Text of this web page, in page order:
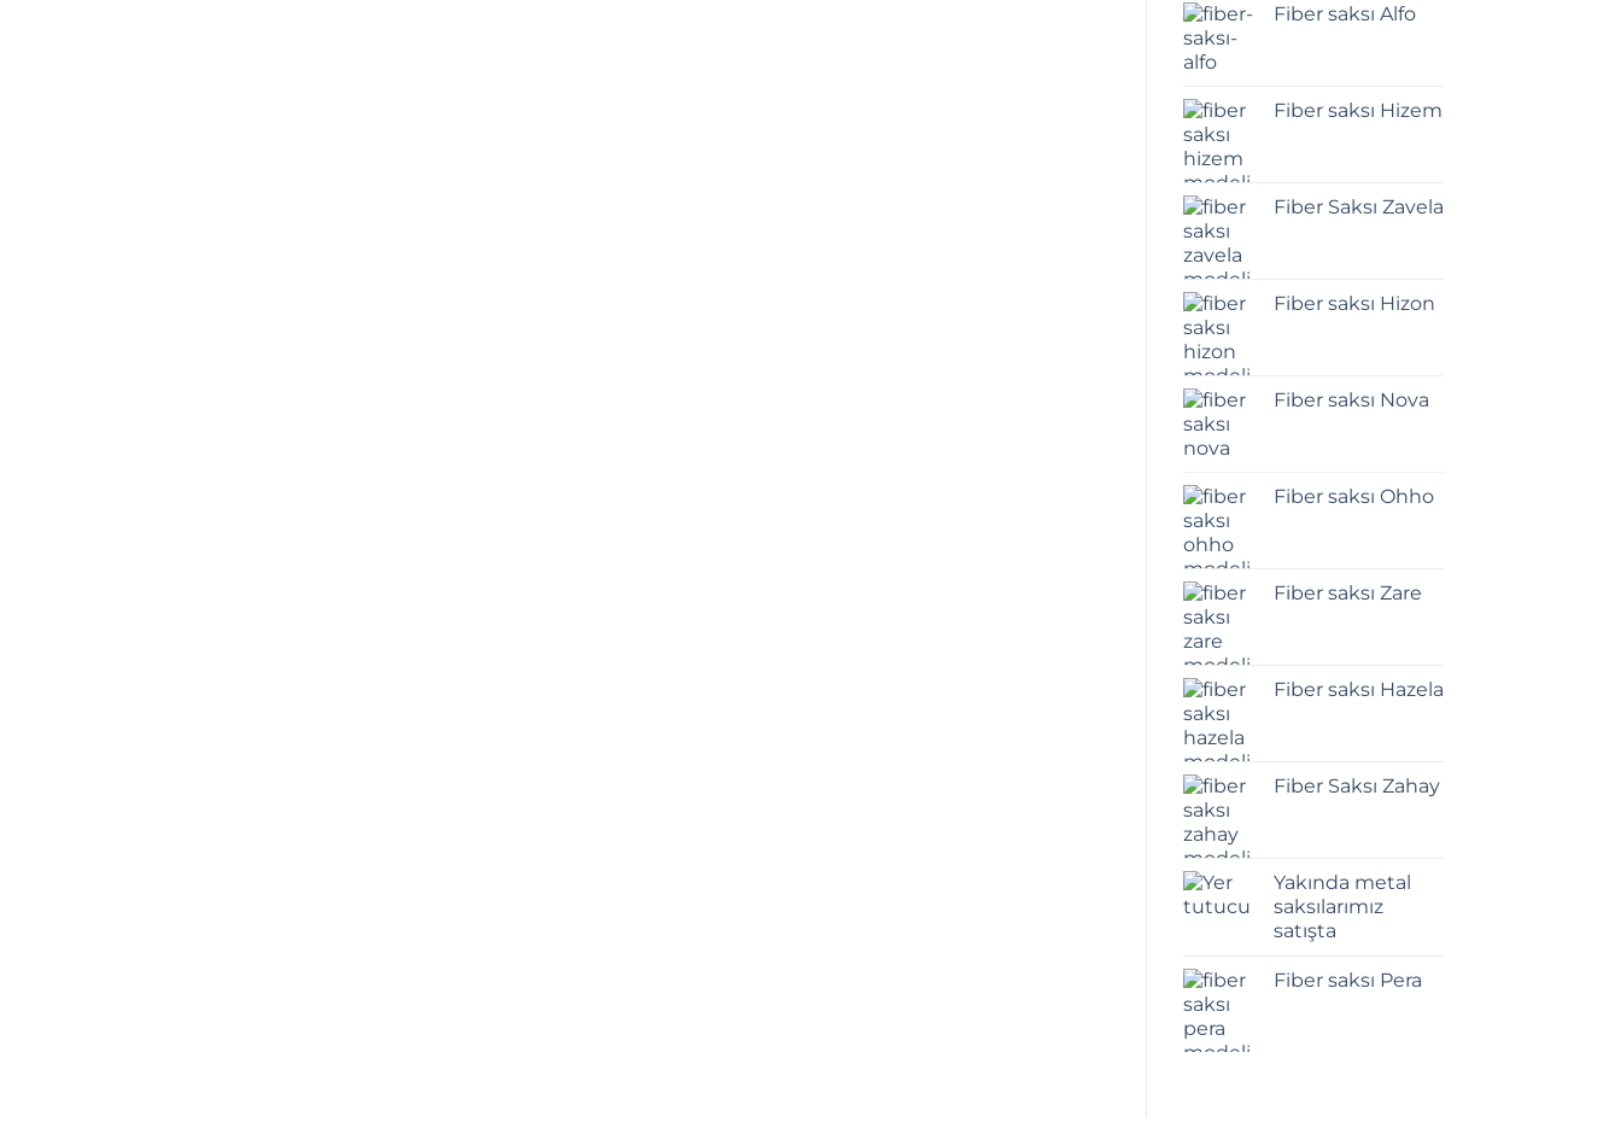
Fiber saksı Alfo
Fiber saksı Hizem
Fiber Saksı Zavela
Fiber saksı Hizon
Fiber saksı Nova
Fiber saksı Ohho
Fiber saksı Zare
Fiber saksı Hazela
Fiber Saksı Zahay
Yakında metal
saksılarımız
satışta
Fiber saksı Pera